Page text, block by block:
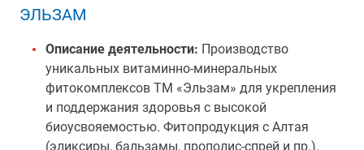
ЭЛЬЗАМ
Описание деятельности: Производство
уникальных витаминно-минеральных
фитокомплексов ТМ «Эльзам» для укрепления
и поддержания здоровья с высокой
биоусвояемостью. Фитопродукция с Алтая
(эликсиры, бальзамы, прополис-спрей и пр.).